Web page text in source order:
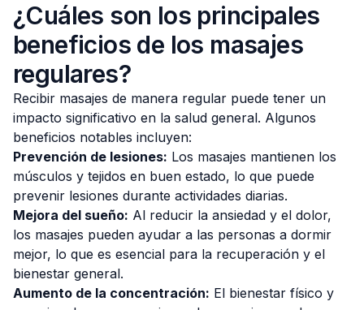
¿Cuáles son los principales
beneficios de los masajes
regulares?
Recibir masajes de manera regular puede tener un
impacto significativo en la salud general. Algunos
beneficios notables incluyen:
Prevención de lesiones: Los masajes mantienen los
músculos y tejidos en buen estado, lo que puede
prevenir lesiones durante actividades diarias.
Mejora del sueño: Al reducir la ansiedad y el dolor,
los masajes pueden ayudar a las personas a dormir
mejor, lo que es esencial para la recuperación y el
bienestar general.
Aumento de la concentración: El bienestar físico y